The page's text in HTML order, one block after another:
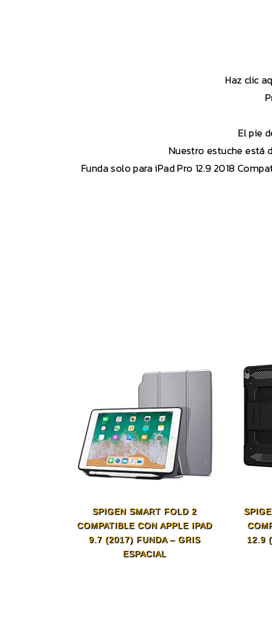
Haz clic
El pie
Nuestro estuche está
Funda solo para iPad Pro 12.9 2018
SPIGEN SMART FOLD 2
COMPATIBLE CON APPLE IPAD
9.7 (2017) FUNDA – GRIS
ESPACIAL
12.9